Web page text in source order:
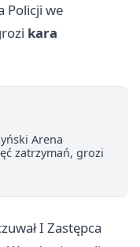
Policji we
kara
Arena
zatrzymań, grozi
I Zastępca